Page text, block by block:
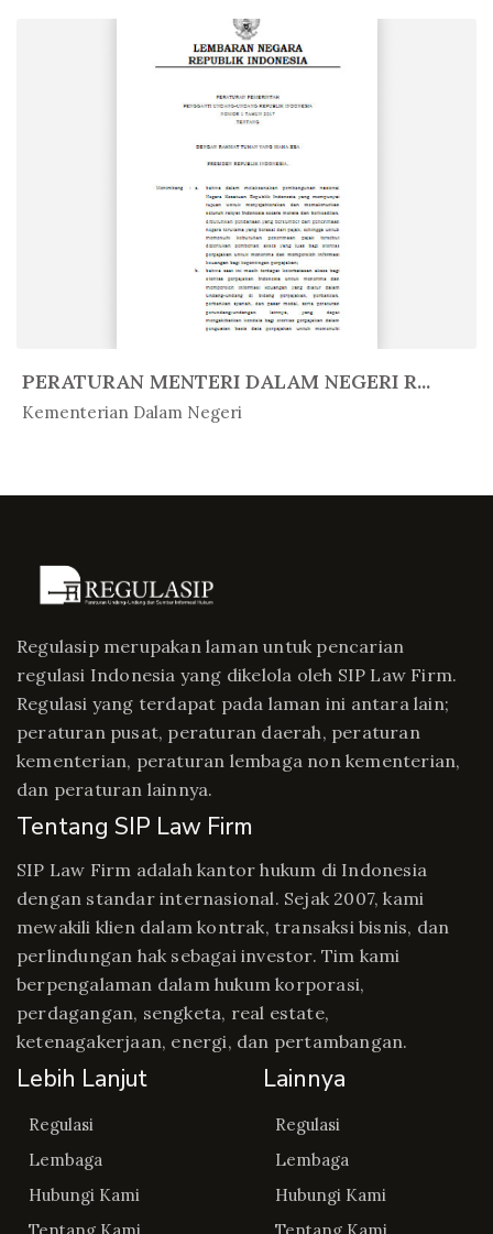
PERATURAN MENTERI DALAM NEGERI R...
Kementerian Dalam Negeri
In Peratur...
Regulasip merupakan laman untuk pencarian
regulasi Indonesia yang dikelola oleh SIP Law Firm.
Regulasi yang terdapat pada laman ini antara lain;
peraturan pusat, peraturan daerah, peraturan
kementerian, peraturan lembaga non kementerian,
dan peraturan lainnya.
Tentang SIP Law Firm
SIP Law Firm adalah kantor hukum di Indonesia
dengan standar internasional. Sejak 2007, kami
mewakili klien dalam kontrak, transaksi bisnis, dan
perlindungan hak sebagai investor. Tim kami
berpengalaman dalam hukum korporasi,
perdagangan, sengketa, real estate,
ketenagakerjaan, energi, dan pertambangan.
Lebih Lanjut
Regulasi
Lembaga
Hubungi Kami
Lainnya
Regulasi
Lembaga
Hubungi Kami